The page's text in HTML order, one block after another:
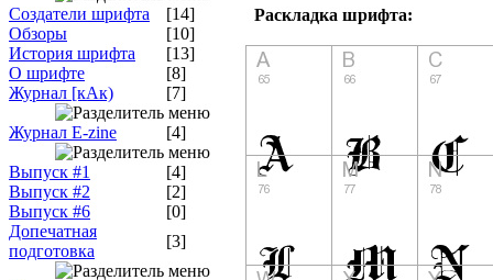
Создатели шрифта
[14]
Обзоры
[10]
История шрифта
[13]
О шрифте
[8]
Журнал [кАк)
[7]
Журнал E-zine [4]
Выпуск #1
[4]
Выпуск #2
[2]
Выпуск #6
[0]
Допечатная
подготовка
[3]
Раскладка шрифта: